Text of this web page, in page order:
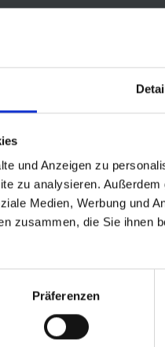
und Anzeigen zu
zu analysieren.
Medien, Werbung und
zusammen, die Sie ihnen
Präferenzen
der XC-Tracks von
exzellente Beschleunigung.